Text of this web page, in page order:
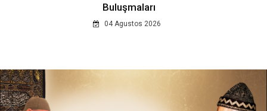
Buluşmaları
04 Agustos 2026